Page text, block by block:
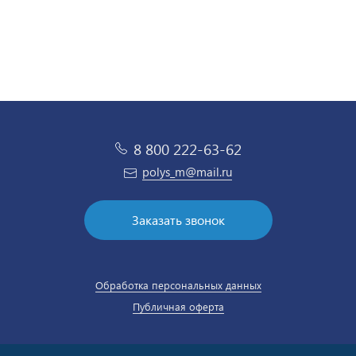
8 800 222-63-62
polys_m@mail.ru
Заказать звонок
Обработка персональных данных
Публичная оферта